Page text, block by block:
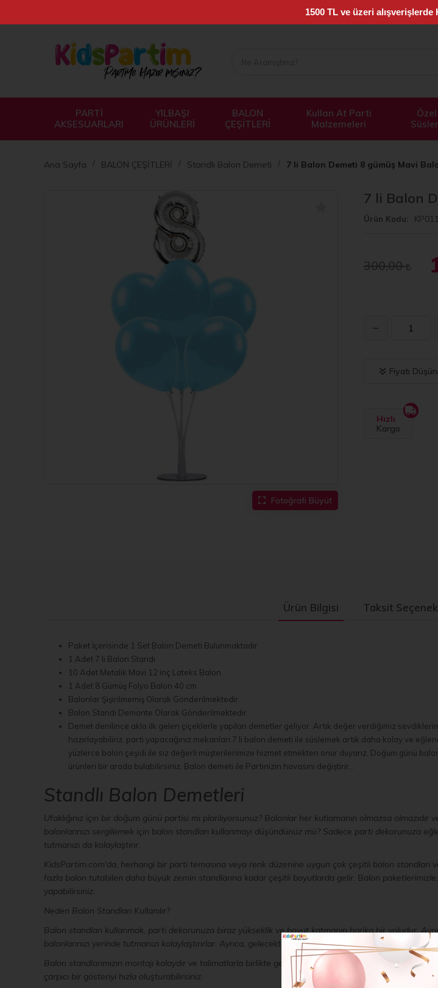
PARTİ
AKSESUARLARI
YILBAŞI
ÜRÜNLERİ
BALON
ÇEŞİTLERİ
Kullan At Parti
Malzemeleri
Ana Sayfa BALON ÇEŞİTLERİ Standlı Balon Demeti 7 li Balon Demeti 8 gümüş Mavi
Fotoğrafı Büyüt
7 li Balon
Ürün Kodu
300,00
Fiyatı
Hızlı
Kargo
Ürün Bilgisi Taksit
Paket İçerisinde 1 Set Balon Demeti Bulunmaktadır.
1 Adet 7 li Balon Standı
10 Adet Metalik Mavi 12 inç Lateks Balon
1 Adet 8 Gümüş Folyo Balon 40 cm
Balonlar Şişirilmemiş Olarak Gönderilmektedir.
Balon Standı Demonte Olarak Gönderilmektedir.
Demet denilince akla ilk gelen çiçeklerle yapılan demetler geliyor. Artık değer verdiğimiz
hazırlayabiliriz. parti yapacağınız mekanları 7 li balon demeti ile süslemek artık daha kolay ve
yüzlerce balon çeşidi ile siz değerli müşterilerimize hizmet etmekten onur duyarız. Doğum günü
ürünleri bir arada bulabilirsiniz. Balon demeti ile Partinizin havasını değiştirir...
Standlı Balon Demetleri
Ufaklığınız için bir doğum günü partisi mi planlıyorsunuz? Balonlar her kutlamanın olmazsa
balonlarınızı sergilemek için balon standları kullanmayı düşündünüz mü? Sadece parti dekorunuza
tutmanızı da kolaylaştırır.
KidsPartim.com'da, herhangi bir parti temasına veya renk düzenine uygun çok çeşitli balon
fazla balon tutabilen daha büyük zemin standlarına kadar çeşitli boyutlarda gelir. Balon
yapabilirsiniz.
Neden Balon Standları Kullanılır?
Balon standları kullanmak, parti dekorunuza biraz yükseklik ve boyut katmanın harika bir yoludur.
balonlarınızı yerinde tutmanızı kolaylaştırırlar. Ayrıca, gelecekteki taraflar için yeniden
Balon standlarımızın montajı kolaydır ve talimatlarla birlikte gelir, bu nedenle herhangi bir
çarpıcı bir gösteriyi hızla oluşturabilirsiniz.